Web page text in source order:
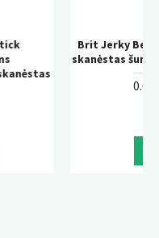
Brit Jerky Beef Real Fillets
skanėstas šunims su jautiena